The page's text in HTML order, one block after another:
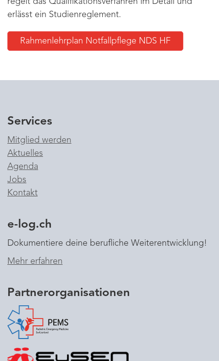
erlässt ein Studienreglement.
Rahmenlehrplan Notfallpflege NDS HF
Services
Mitglied werden
Aktuelles
Agenda
Jobs
Kontakt
e-log.ch
Dokumentiere deine berufliche Weiterentwicklung!
Mehr erfahren
Partnerorganisationen